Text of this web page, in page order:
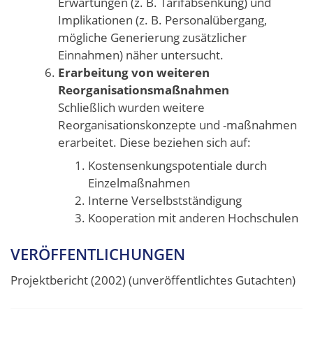
Implikationen (z. B. Personalübergang,
mögliche Generierung zusätzlicher
Einnahmen) näher untersucht.
Erarbeitung von weiteren
Reorganisationsmaßnahmen
Schließlich wurden weitere
Reorganisationskonzepte und -maßnahmen
erarbeitet. Diese beziehen sich auf:
Kostensenkungspotentiale durch
Einzelmaßnahmen
Interne Verselbstständigung
Kooperation mit anderen Hochschulen
VERÖFFENTLICHUNGEN
Projektbericht (2002) (unveröffentlichtes Gutachten)